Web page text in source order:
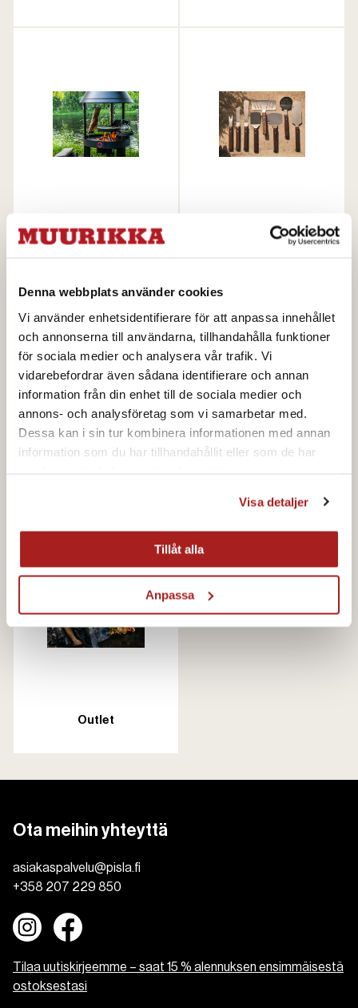
Denna webbplats använder cookies
Vi använder enhetsidentifierare för att anpassa innehållet
och annonserna till användarna, tillhandahålla funktioner
för sociala medier och analysera vår trafik. Vi
vidarebefordrar även sådana identifierare och annan
information från din enhet till de sociala medier och
annons- och analysföretag som vi samarbetar med.
Dessa kan i sin tur kombinera informationen med annan
information som du har tillhandahållit eller som de har
Visa detaljer
Tillåt alla
Anpassa
Kotakeittiöt ja
tulipadat
Tarvikkeet
Outlet
Ota meihin yhteyttä
asiakaspalvelu@pisla.fi
+358 207 229 850
Tilaa uutiskirjeemme – saat 15 % alennuksen ensimmäisestä
ostoksestasi